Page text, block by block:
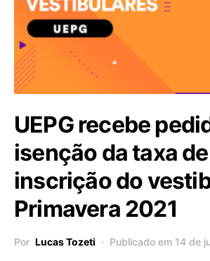
UEPG recebe
isenção da taxa de
inscrição do
Primavera 2021
Por Lucas Tozeti Publicado em 14 de